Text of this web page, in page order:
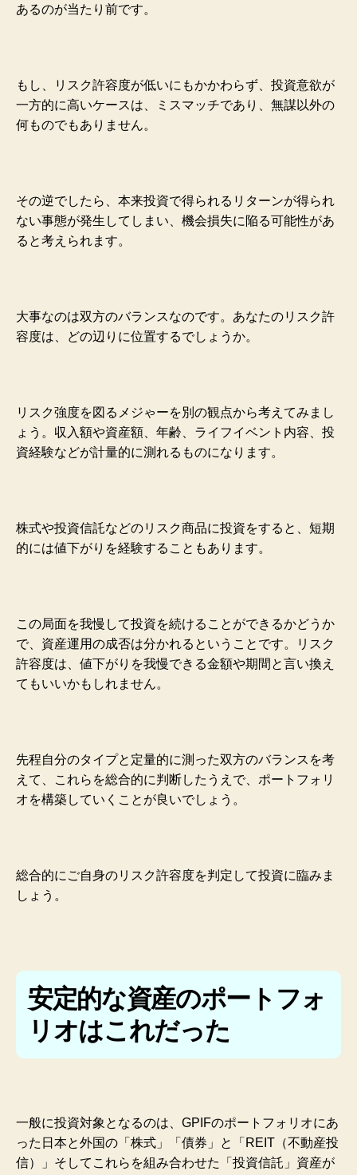
あるのが当たり前です。
もし、リスク許容度が低いにもかかわらず、投資意欲が
一方的に高いケースは、ミスマッチであり、無謀以外の
何ものでもあり ません。
その逆でしたら、 本来投資で得られる リターンが得られ
ない事態が発生してしまい、機会損失に陥る可能性があ
ると考えられます。
大事なのは双方のバランスなのです。あなたのリス ク許
容度は、どの辺りに位置するでしょうか。
リスク強度を図るメジゃーを別の観点から考えてみまし
ょう。 収入額や資産額、年齢、ライフイベント内容、投
資経験などが計量的に測れるものになります。
株式や投資信託などのリスク商品に投資をする と、短期
的には値下がりを経験することもありま す。
この局面を我慢して投資を続けることができるかどうか
で、資産運用の成否は分かれるというこ とです。リスク
許容度は、値下がりを我慢できる金額や期間と言い換え
てもいいかもしれません。
先程自分のタイプと定量的に測った双方のバランスを考
えて、これらを総合的に判断したうえで、 ポートフォリ
オを構築していくことが良いでしょう。
総合的にご自身のリスク許容度を判定して投資に臨みま
しょう。
安定的な資産のポートフォ
リオはこれだった
一般に投資対象となるのは、GPIFのポートフォリオにあ
った日本と外国の「株式」「債券」と「REIT（不動産投
信）」そしてこれらを組み合わせた「投資信託」資産が